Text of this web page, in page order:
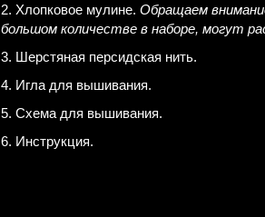
2. Хлопковое мулине. Обращаем
большом количестве в наборе, могут
3. Шерстяная персидская нить.
4. Игла для вышивания.
5. Схема для вышивания.
6. Инструкция.